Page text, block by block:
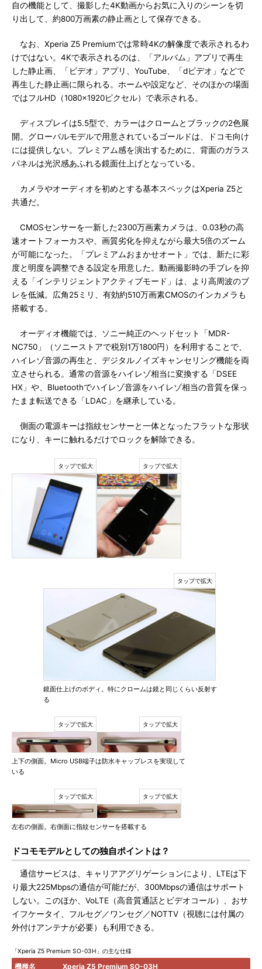
自の機能として、撮影した4K動画からお気に入りのシーンを切
り出して、約800万画素の静止画として保存できる。
なお、Xperia Z5 Premiumでは常時4Kの解像度で表示されるわ
けではない。4Kで表示されるのは、「アルバム」アプリで再生
した静止画、「ビデオ」アプリ、YouTube、「dビデオ」などで
再生した静止画に限られる。ホームや設定など、そのほかの場面
ではフルHD（1080×1920ピクセル）で表示される。
ディスプレイは5.5型で、カラーはクロームとブラックの2色展
開。グローバルモデルで用意されているゴールドは、ドコモ向け
には提供しない。プレミアム感を演出するために、背面のガラス
パネルは光沢感あふれる鏡面仕上げとなっている。
カメラやオーディオを初めとする基本スペックはXperia Z5と
共通だ。
CMOSセンサーを一新した2300万画素カメラは、0.03秒の高
速オートフォーカスや、画質劣化を抑えながら最大5倍のズーム
が可能になった。「プレミアムおまかせオート」では、新たに彩
度と明度を調整できる設定を用意した。動画撮影時の手ブレを抑
える「インテリジェントアクティブモード」は、より高周波のブ
レを低減。広角25ミリ、有効約510万画素CMOSのインカメラも
搭載する。
オーディオ機能では、ソニー純正のヘッドセット「MDR-
NC750」（ソニーストアで税別1万1800円）を利用することで、
ハイレゾ音源の再生と、デジタルノイズキャンセリング機能を両
立させられる。通常の音源をハイレゾ相当に変換する「DSEE
HX」や、Bluetoothでハイレゾ音源をハイレゾ相当の音質を保っ
たまま転送できる「LDAC」を継承している。
側面の電源キーは指紋センサーと一体となったフラットな形状
になり、キーに触れるだけでロックを解除できる。
鏡面仕上げのボディ。特にクロームは鏡と同じくらい反射す
る
上下の側面。Micro USB端子は防水キャップレスを実現して
いる
左右の側面。右側面に指紋センサーを搭載する
ドコモモデルとしての独自ポイントは？
通信サービスは、キャリアアグリゲーションにより、LTEは下
り最大225Mbpsの通信が可能だが、300Mbpsの通信はサポート
しない。このほか、VoLTE（高音質通話とビデオコール）、おサ
イフケータイ、フルセグ／ワンセグ／NOTTV（視聴には付属の
外付けアンテナが必要）も利用できる。
「Xperia Z5 Premium SO-03H」の主な仕様
機種名 Xperia Z5 Premium SO-03H